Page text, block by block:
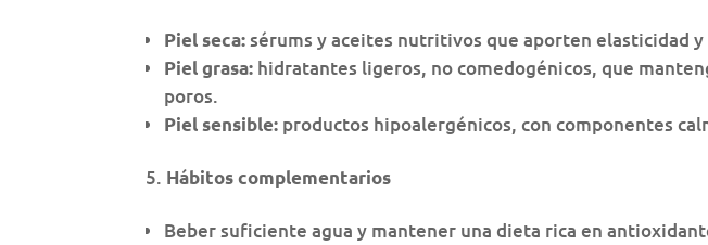
Piel seca:sérums y aceites nutritivos que aporten elasticidad y
Piel grasa: hidratantes ligeros, no comedogénicos, que
poros.
Piel sensible: productos hipoalergénicos, con componentes
Hábitos complementarios
Beber suficiente agua y mantener una dieta rica en